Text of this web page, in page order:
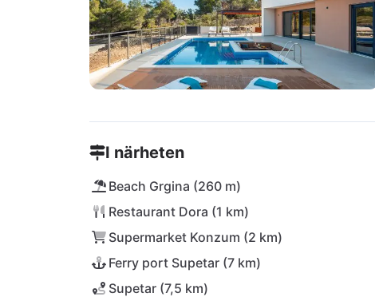
I närheten
Beach Grgina (260 m)
Restaurant Dora (1 km)
Supermarket Konzum (2 km)
Ferry port Supetar (7 km)
Supetar (7,5 km)